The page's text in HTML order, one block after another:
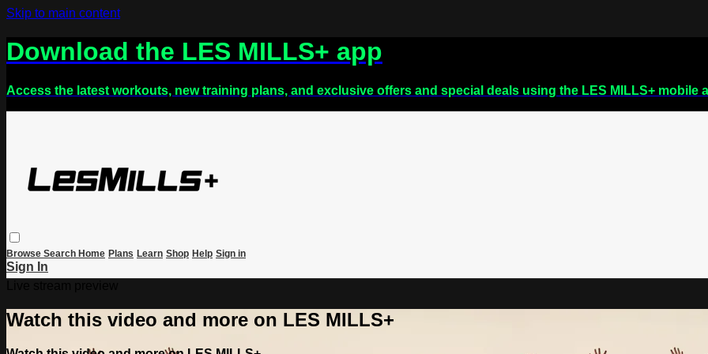
Skip to main content
Download the LES MILLS+ app
Access the latest workouts, new training plans, and exclusive offers and special deals using the LES MILLS+ mobile
Browse Search Home Plans Learn Shop Help Sign in
Sign In
Watch this video and more on LES MILLS+